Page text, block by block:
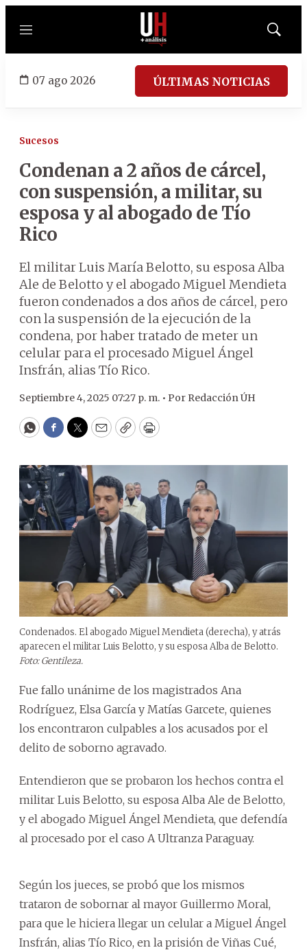
Menú
Mostrar
07 ago 2026 ÚLTIMAS NOTICIAS
Sucesos
Condenan a 2 años de cárcel,
con suspensión, a militar, su
esposa y al abogado de Tío
Rico
El militar Luis María Belotto, su esposa Alba
Ale de Belotto y el abogado Miguel Mendieta
fueron condenados a dos años de cárcel, pero
con la suspensión de la ejecución de la
condena, por haber tratado de meter un
celular para el procesado Miguel Ángel
Insfrán, alias Tío Rico.
Septiembre 4, 2025 07:27 p. m. • Por Redacción ÚH
WhatsApp
Facebook
Twitter
EmailCopyPrint
Condenados. El abogado Miguel Mendieta (derecha), y atrás
aparecen el militar Luis Belotto, y su esposa Alba de Belotto.
Foto: Gentileza.
Fue fallo unánime de los magistrados Ana
Rodríguez, Elsa García y Matías Garcete, quienes
los encontraron culpables a los acusados por el
delito de soborno agravado.
Entendieron que se probaron los hechos contra el
militar Luis Belotto, su esposa Alba Ale de Belotto,
y el abogado Miguel Ángel Mendieta, que defendía
al procesado por el caso A Ultranza Paraguay.
Según los jueces, se probó que los mismos
trataron de sobornar al mayor Guillermo Moral,
para que le hiciera llegar un celular a Miguel Ángel
Insfrán, alias Tío Rico, en la prisión de Viñas Cué,